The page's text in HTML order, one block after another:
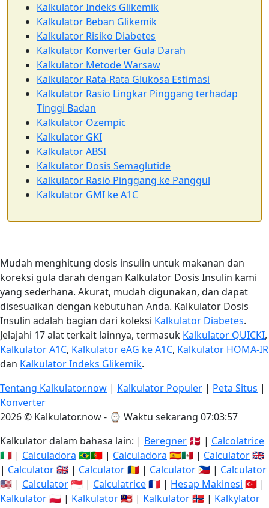
Kalkulator Indeks Glikemik
Kalkulator Beban Glikemik
Kalkulator Risiko Diabetes
Kalkulator Konverter Gula Darah
Kalkulator Metode Warsaw
Kalkulator Rata-Rata Glukosa Estimasi
Kalkulator Rasio Lingkar Pinggang terhadap
Tinggi Badan
Kalkulator Ozempic
Kalkulator GKI
Kalkulator ABSI
Kalkulator Dosis Semaglutide
Kalkulator Rasio Pinggang ke Panggul
Kalkulator GMI ke A1C
Mudah menghitung dosis insulin untuk makanan dan
koreksi gula darah dengan Kalkulator Dosis Insulin kami
yang sederhana. Akurat, mudah digunakan, dan dapat
disesuaikan dengan kebutuhan Anda. Kalkulator Dosis
Insulin adalah bagian dari koleksi Kalkulator Diabetes.
Jelajahi 17 alat terkait lainnya, termasuk Kalkulator QUICKI,
Kalkulator A1C, Kalkulator eAG ke A1C, Kalkulator HOMA-IR
dan Kalkulator Indeks Glikemik.
Tentang Kalkulator.now | Kalkulator Populer | Peta Situs |
Konverter
2026 © Kalkulator.now - ⌚ Waktu sekarang 07:03:57
Kalkulator dalam bahasa lain: | Beregner 🇩🇰 | Calcolatrice
🇮🇹 | Calculadora 🇧🇷🇵🇹 | Calculadora 🇪🇸🇲🇽 | Calculator🇬🇧
| Calculator🇬🇧 | Calculator🇷🇴 | Calculator 🇵🇭 | Calculator
🇺🇸 | Calculator🇸🇬 | Calculatrice🇫🇷 | Hesap Makinesi 🇹🇷 |
Kalkulator🇵🇱 | Kalkulator🇲🇾 | Kalkulator🇳🇴 | Kalkylator